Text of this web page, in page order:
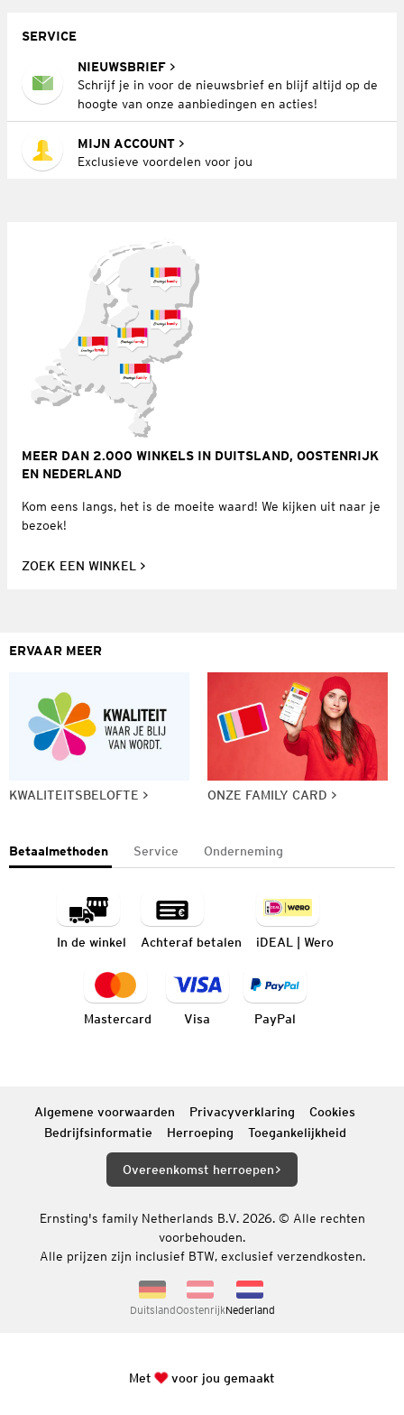
SERVICE
NIEUWSBRIEF
Schrijf je in voor de nieuwsbrief en blijf altijd op de
hoogte van onze aanbiedingen en acties!
MIJN ACCOUNT
Exclusieve voordelen voor jou
MEER DAN 2.000 WINKELS IN DUITSLAND, OOSTENRIJK
EN NEDERLAND
Kom eens langs, het is de moeite waard! We kijken uit naar je
bezoek!
ZOEK EEN WINKEL
ERVAAR MEER
KWALITEITSBELOFTE ONZE FAMILY CARD
Betaalmethoden Service Onderneming
In de winkel Achteraf betalen iDEAL | Wero
Mastercard Visa PayPal
Algemene voorwaarden Privacyverklaring
Cookies
Bedrijfsinformatie
Herroeping Toegankelijkheid
Overeenkomst herroepen
Ernsting's family Netherlands B.V. 2026. © Alle rechten
voorbehouden.
Alle prijzen zijn inclusief BTW, exclusief verzendkosten.
DuitslandOostenrijkNederland
Met voor jou gemaakt